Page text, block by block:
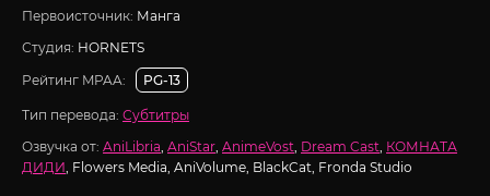
Первоисточник: Манга
Студия: HORNETS
Рейтинг MPAA:
PG-13
Тип перевода: Субтитры
Озвучка от: AniLibria, AniStar, AnimeVost, Dream Cast, КОМНАТА
ДИДИ, Flowers Media, AniVolume, BlackCat, Fronda Studio